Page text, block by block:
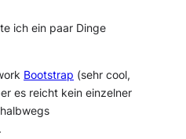
ich ein paar Dinge
Bootstrap (sehr cool,
es reicht kein einzelner